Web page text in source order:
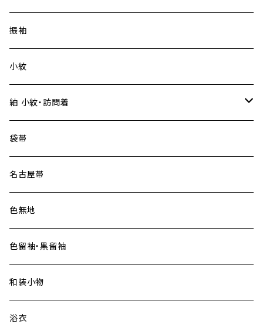
振袖
小紋
紬 小紋・訪問着
大島紬
袋帯
名古屋帯
色無地
色留袖・黒留袖
和装小物
浴衣